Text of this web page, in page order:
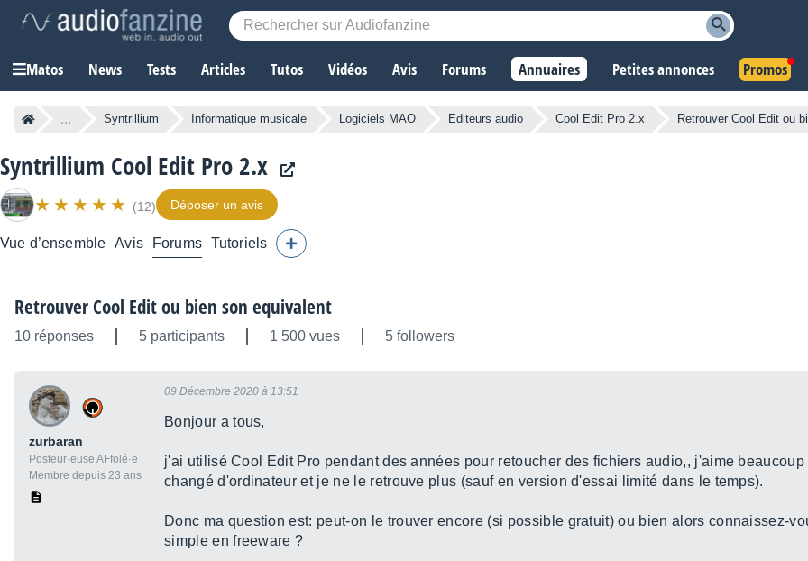
Matos News Tests Articles Tutos Vidéos Avis Forums Annuaires Petites annonces Promos
... Syntrillium Informatique musicale Logiciels MAO Editeurs audio Cool Edit Pro 2.x Retrouver Cool Edit ou
Syntrillium Cool Edit Pro 2.x
(12) Déposer un avis
Vue d’ensemble Avis Forums Tutoriels
Retrouver Cool Edit ou bien son equivalent
10 réponses 5 participants 1 500 vues 5 followers
zurbaran
Posteur·euse AFfolé·e
Membre depuis 23 ans
09 Décembre 2020 à 13:51
Bonjour a tous,
j'ai utilisé Cool Edit Pro pendant des années pour retoucher des fichiers audio,, j'aime
changé d'ordinateur et je ne le retrouve plus (sauf en version d'essai limité dans le temps).
Donc ma question est: peut-on le trouver encore (si possible gratuit) ou bien alors connaissez-
simple en freeware ?